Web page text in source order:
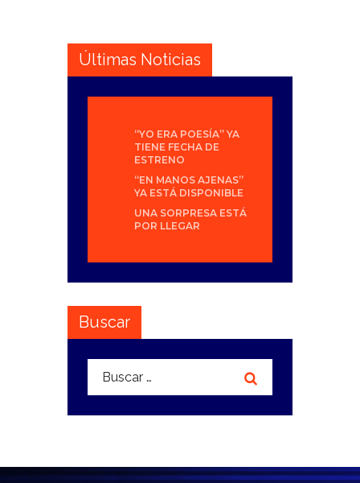
Últimas Noticias
“YO ERA POESÍA” YA
TIENE FECHA DE
ESTRENO
“EN MANOS AJENAS”
YA ESTÁ DISPONIBLE
UNA SORPRESA ESTÁ
POR LLEGAR
Buscar
Buscar: